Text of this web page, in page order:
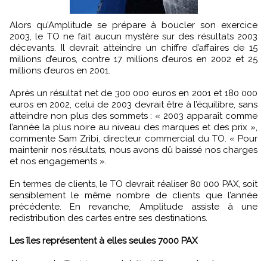
Alors qu’Amplitude se prépare à boucler son exercice
2003, le TO ne fait aucun mystère sur des résultats 2003
décevants. Il devrait atteindre un chiffre d’affaires de 15
millions d’euros, contre 17 millions d’euros en 2002 et 25
millions d’euros en 2001.
Après un résultat net de 300 000 euros en 2001 et 180 000
euros en 2002, celui de 2003 devrait être à l’équilibre, sans
atteindre non plus des sommets : « 2003 apparaît comme
l’année la plus noire au niveau des marques et des prix »,
commente Sam Zribi, directeur commercial du TO. « Pour
maintenir nos résultats, nous avons dû baissé nos charges
et nos engagements ».
En termes de clients, le TO devrait réaliser 80 000 PAX, soit
sensiblement le même nombre de clients que l’année
précédente. En revanche, Amplitude assiste à une
redistribution des cartes entre ses destinations.
Les îles représentent à elles seules 7000 PAX